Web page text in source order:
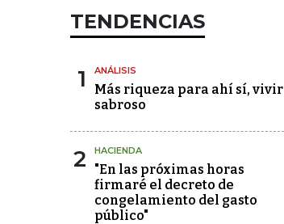
TENDENCIAS
1 ANÁLISIS
Más riqueza para ahí sí, vivir
sabroso
2 HACIENDA
"En las próximas horas
firmaré el decreto de
congelamiento del gasto
público"